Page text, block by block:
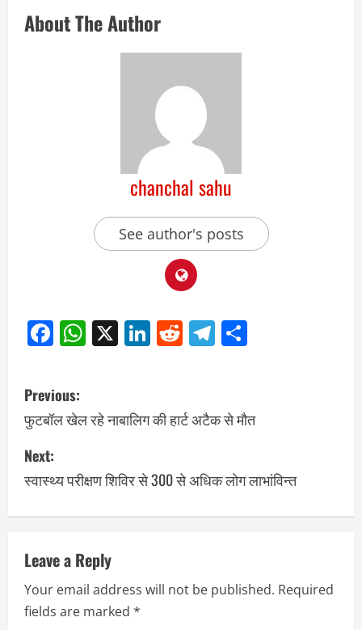
About The Author
chanchal sahu
See author's posts
Facebook
WhatsApp
X LinkedIn
RedditTelegram
Previous:
फुटबॉल खेल रहे नाबालिग की हार्ट अटैक से मौत
Next:
स्वास्थ्य परीक्षण शिविर से 300 से अधिक लोग लाभांविन्त
Leave a Reply
Your email address will not be published. Required
fields are marked *